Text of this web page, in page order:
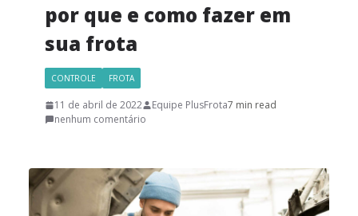
por que e como fazer em
sua frota
CONTROLE FROTA
11 de abril de 2022 Equipe PlusFrota7 min read
nenhum comentário